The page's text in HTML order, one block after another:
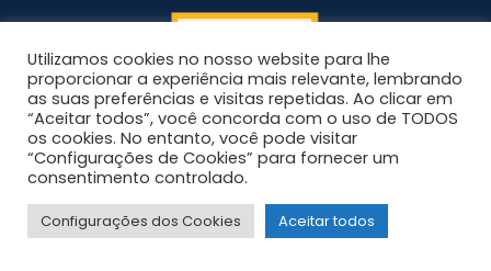
Utilizamos cookies no nosso website para lhe
proporcionar a experiência mais relevante, lembrando
as suas preferências e visitas repetidas. Ao clicar em
“Aceitar todos”, você concorda com o uso de TODOS
os cookies. No entanto, você pode visitar
“Configurações de Cookies” para fornecer um
consentimento controlado.
Configurações dos Cookies Aceitar todos